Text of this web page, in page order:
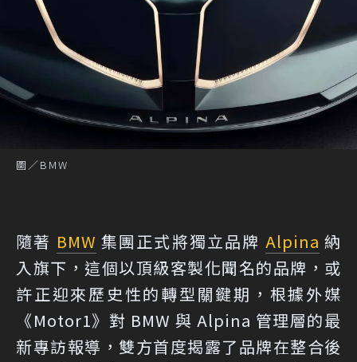
圖／BMW
隨著 BMW 集團正式將獨立品牌 Alpina 納
入旗下，這個以頂級客製化聞名的品牌，或
許正迎來歷史性的轉型關鍵期，根據外媒
《Motor1》 對 BMW 與 Alpina 管理層的最
新專訪報導，雙方首度揭露了品牌在整合後